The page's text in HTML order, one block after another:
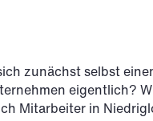
zunächst selbst
eigentlich?
Mitarbeiter in